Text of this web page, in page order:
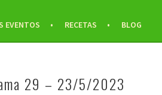
EVENTOS RECETAS BLOG
29 – 23/5/2023